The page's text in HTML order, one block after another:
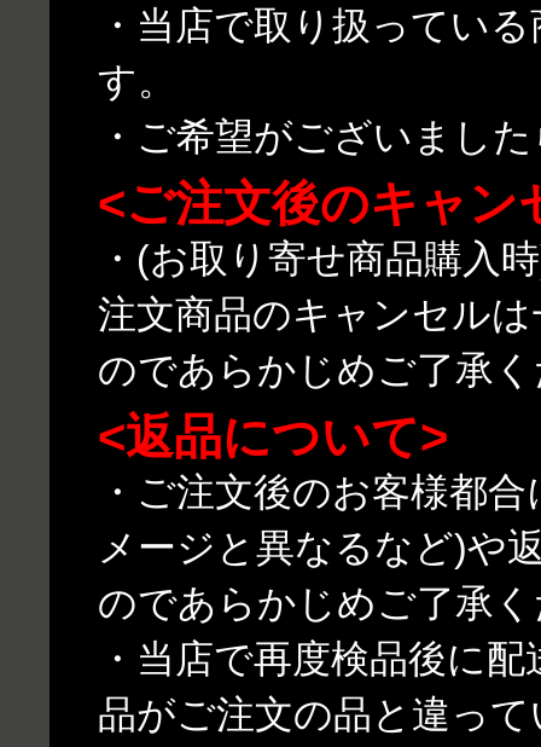
・当店で取り扱ってい
す。
・ご希望がございまし
<ご注文後のキャン
・(お取り寄せ商品購入
注文商品のキャンセル
のであらかじめご了承
<返品について>
・ご注文後のお客様都
メージと異なるなど)や
のであらかじめご了承
・当店で再度検品後に
品がご注文の品と違っ